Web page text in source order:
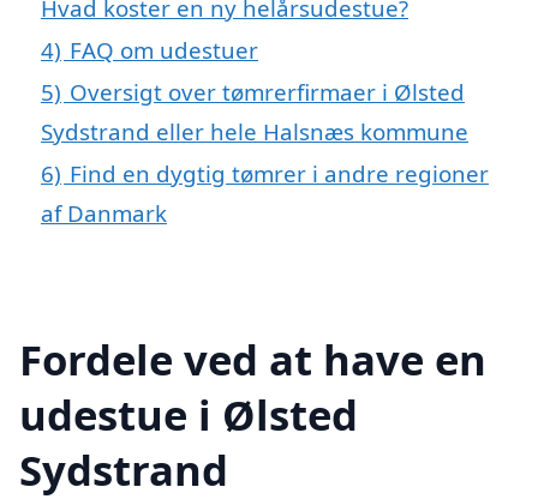
Hvad koster en ny helårsudestue?
4) FAQ om udestuer
5) Oversigt over tømrerfirmaer i Ølsted
Sydstrand eller hele Halsnæs kommune
6) Find en dygtig tømrer i andre regioner
af Danmark
Fordele ved at have en
udestue i Ølsted
Sydstrand